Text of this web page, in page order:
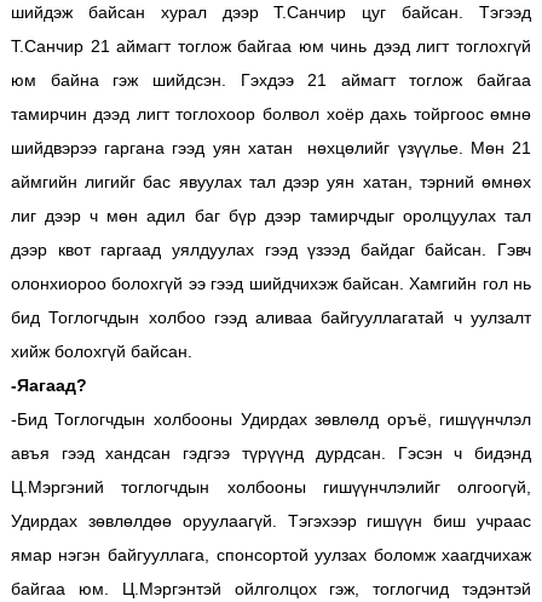
шийдэж байсан хурал дээр Т.Санчир цуг байсан. Тэгээд
Т.Санчир 21 аймагт тоглож байгаа юм чинь дээд лигт тоглохгүй
юм байна гэж шийдсэн. Гэхдээ 21 аймагт тоглож байгаа
тамирчин дээд лигт тоглохоор болвол хоёр дахь тойргоос өмнө
шийдвэрээ гаргана гээд уян хатан нөхцөлийг үзүүлье. Мөн 21
аймгийн лигийг бас явуулах тал дээр уян хатан, тэрний өмнөх
лиг дээр ч мөн адил баг бүр дээр тамирчдыг оролцуулах тал
дээр квот гаргаад уялдуулах гээд үзээд байдаг байсан. Гэвч
олонхиороо болохгүй ээ гээд шийдчихэж байсан. Хамгийн гол нь
бид Тоглогчдын холбоо гээд аливаа байгууллагатай ч уулзалт
хийж болохгүй байсан.
-Яагаад?
-Бид Тоглогчдын холбооны Удирдах зөвлөлд оръё, гишүүнчлэл
авъя гээд хандсан гэдгээ түрүүнд дурдсан. Гэсэн ч бидэнд
Ц.Мэргэний тоглогчдын холбооны гишүүнчлэлийг олгоогүй,
Удирдах зөвлөлдөө оруулаагүй. Тэгэхээр гишүүн биш учраас
ямар нэгэн байгууллага, спонсортой уулзах боломж хаагдчихаж
байгаа юм. Ц.Мэргэнтэй ойлголцох гэж, тоглогчид тэдэнтэй